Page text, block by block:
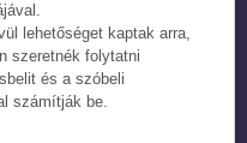
lehetőséget kaptak arra,
szeretnék folytatni
és a szóbeli
számítják be.